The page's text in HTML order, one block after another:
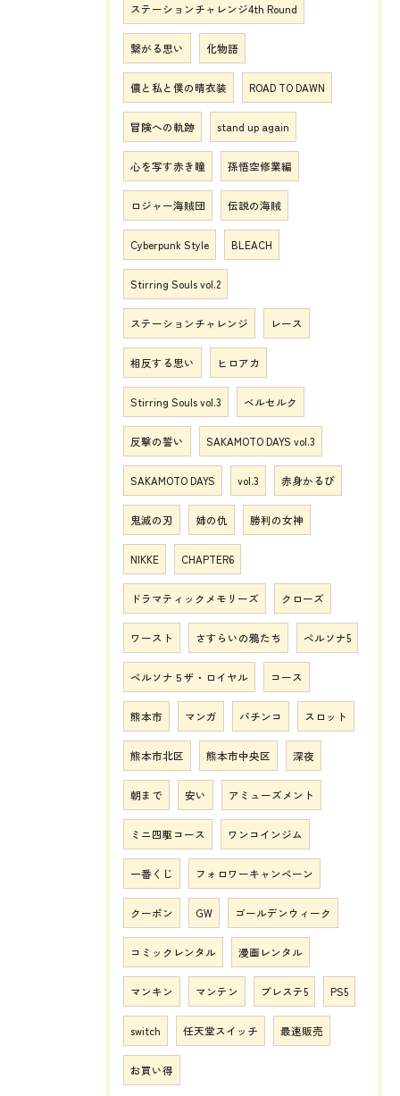
ステーションチャレンジ4th Round
繋がる思い 化物語
儂と私と僕の晴衣装 ROAD TO DAWN
冒険への軌跡 stand up again
心を写す赤き瞳 孫悟空修業編
ロジャー海賊団 伝説の海賊
Cyberpunk Style BLEACH
Stirring Souls vol.2
ステーションチャレンジ レース
相反する思い ヒロアカ
Stirring Souls vol.3 ベルセルク
反撃の誓い SAKAMOTO DAYS vol.3
SAKAMOTO DAYS vol.3 赤身かるび
鬼滅の刃 姉の仇 勝利の女神
NIKKE CHAPTER6
ドラマティックメモリーズ クローズ
ワースト さすらいの鴉たち ペルソナ5
ペルソナ５ザ・ロイヤル コース
熊本市 マンガ パチンコ スロット
熊本市北区 熊本市中央区 深夜
朝まで 安い アミューズメント
ミニ四駆コース ワンコインジム
一番くじ フォロワーキャンペーン
クーポン GW ゴールデンウィーク
コミックレンタル 漫画レンタル
マンキン マンテン プレステ5 PS5
switch 任天堂スイッチ 最速販売
お買い得